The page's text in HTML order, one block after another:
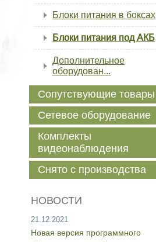
Блоки питания в боксах
Блоки питания под АКБ
Дополнительное
оборудован...
Сопутствующие товары
Сетевое оборудование
Комплекты
видеонаблюдения
Снято с производства
НОВОСТИ
21.12.2021
Новая версия программного